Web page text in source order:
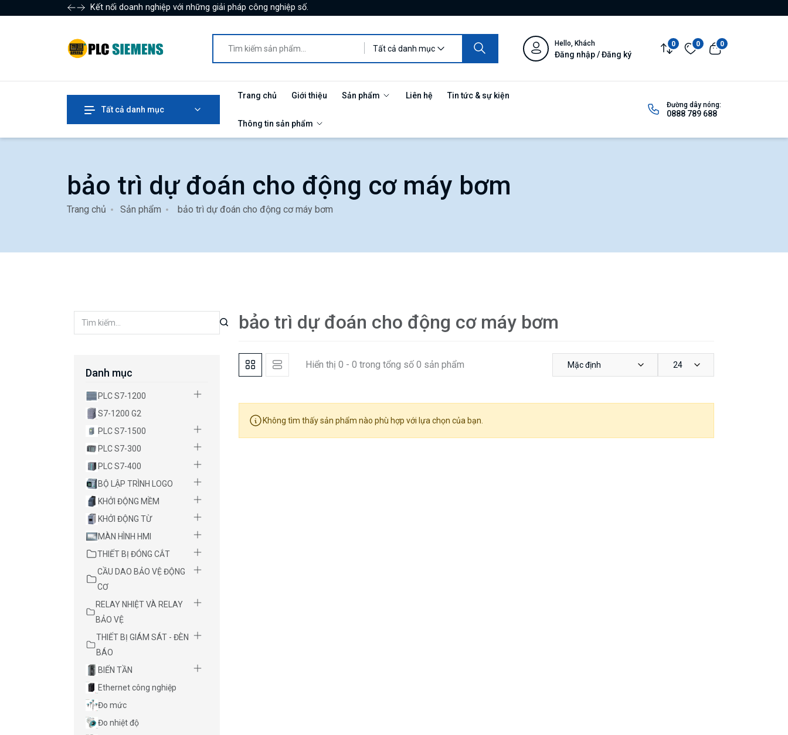
Kết nối doanh nghiệp với những giải pháp công nghiệp số.
Tất cả danh mục
Hello, Khách
Đăng nhập / Đăng ký
0 0 0
Tất cả danh mục
Trang chủ Giới thiệu Sản phẩm Liên hệ Tin tức & sự kiện
Thông tin sản phẩm
Đường dây nóng:
0888 789 688
bảo trì dự đoán cho động cơ máy bơm
Trang chủ Sản phẩm bảo trì dự đoán cho động cơ máy bơm
Danh mục
PLC S7-1200
S7-1200 G2
PLC S7-1500
PLC S7-300
PLC S7-400
BỘ LẬP TRÌNH LOGO
KHỞI ĐỘNG MỀM
KHỞI ĐỘNG TỪ
MÀN HÌNH HMI
THIẾT BỊ ĐÓNG CẮT
CẦU DAO BẢO VỆ ĐỘNG
CƠ
RELAY NHIỆT VÀ RELAY
BẢO VỆ
THIẾT BỊ GIÁM SÁT - ĐÈN
BÁO
BIẾN TẦN
Ethernet công nghiệp
Đo mức
Đo nhiệt độ
bảo trì dự đoán cho động cơ máy bơm
Hiển thị 0 - 0 trong tổng số 0 sản phẩm Mặc định 24
Không tìm thấy sản phẩm nào phù hợp với lựa chọn của bạn.